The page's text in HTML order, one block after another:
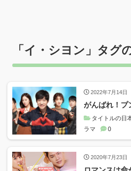
「イ・シヨン 」タグ
2022年7月14日
がんばれ！プ
タイトルの日
ラマ
0
2020年7月23日